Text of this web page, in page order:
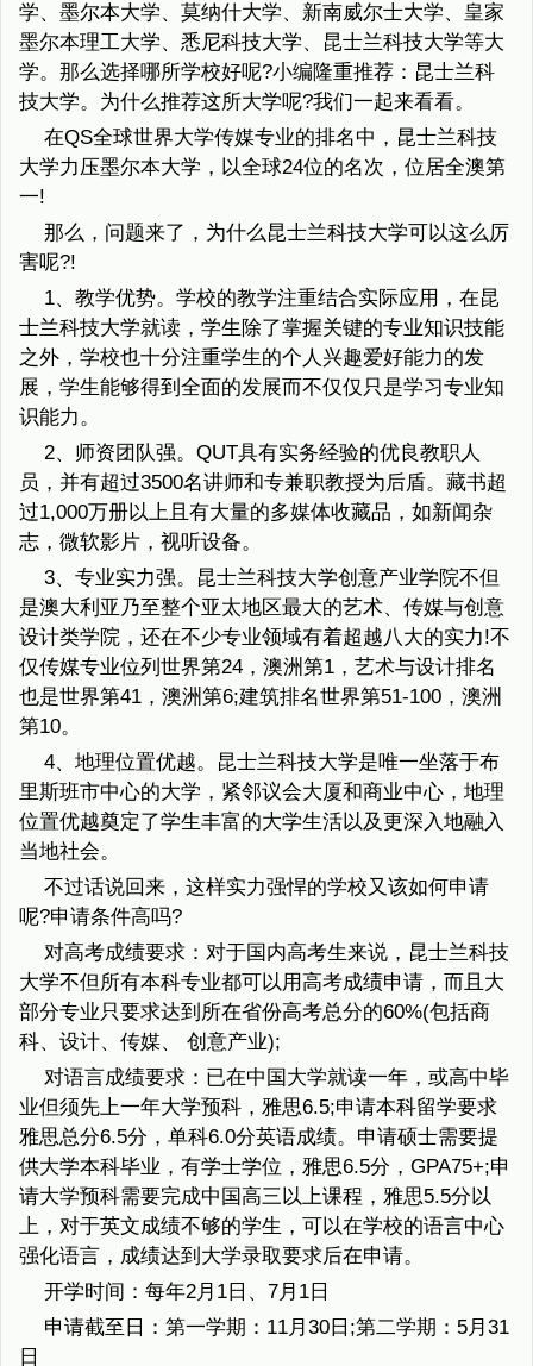
学、墨尔本大学、莫纳什大学、新南威尔士大学、皇家
墨尔本理工大学、悉尼科技大学、昆士兰科技大学等大
学。那么选择哪所学校好呢?小编隆重推荐：昆士兰科
技大学。为什么推荐这所大学呢?我们一起来看看。
在QS全球世界大学传媒专业的排名中，昆士兰科技
大学力压墨尔本大学，以全球24位的名次，位居全澳第
一!
那么，问题来了，为什么昆士兰科技大学可以这么厉
害呢?!
1、教学优势。学校的教学注重结合实际应用，在昆
士兰科技大学就读，学生除了掌握关键的专业知识技能
之外，学校也十分注重学生的个人兴趣爱好能力的发
展，学生能够得到全面的发展而不仅仅只是学习专业知
识能力。
2、师资团队强。QUT具有实务经验的优良教职人
员，并有超过3500名讲师和专兼职教授为后盾。藏书超
过1,000万册以上且有大量的多媒体收藏品，如新闻杂
志，微软影片，视听设备。
3、专业实力强。昆士兰科技大学创意产业学院不但
是澳大利亚乃至整个亚太地区最大的艺术、传媒与创意
设计类学院，还在不少专业领域有着超越八大的实力!不
仅传媒专业位列世界第24，澳洲第1，艺术与设计排名
也是世界第41，澳洲第6;建筑排名世界第51-100，澳洲
第10。
4、地理位置优越。昆士兰科技大学是唯一坐落于布
里斯班市中心的大学，紧邻议会大厦和商业中心，地理
位置优越奠定了学生丰富的大学生活以及更深入地融入
当地社会。
不过话说回来，这样实力强悍的学校又该如何申请
呢?申请条件高吗?
对高考成绩要求：对于国内高考生来说，昆士兰科技
大学不但所有本科专业都可以用高考成绩申请，而且大
部分专业只要求达到所在省份高考总分的60%(包括商
科、设计、传媒、 创意产业);
对语言成绩要求：已在中国大学就读一年，或高中毕
业但须先上一年大学预科，雅思6.5;申请本科留学要求
雅思总分6.5分，单科6.0分英语成绩。申请硕士需要提
供大学本科毕业，有学士学位，雅思6.5分，GPA75+;申
请大学预科需要完成中国高三以上课程，雅思5.5分以
上，对于英文成绩不够的学生，可以在学校的语言中心
强化语言，成绩达到大学录取要求后在申请。
开学时间：每年2月1日、7月1日
申请截至日：第一学期：11月30日;第二学期：5月31
日